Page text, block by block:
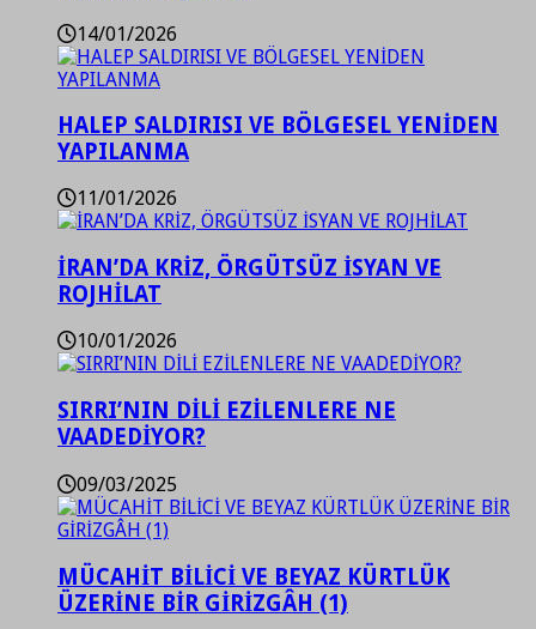
14/01/2026
HALEP SALDIRISI VE BÖLGESEL YENİDEN
YAPILANMA
11/01/2026
İRAN’DA KRİZ, ÖRGÜTSÜZ İSYAN VE
ROJHİLAT
10/01/2026
SIRRI’NIN DİLİ EZİLENLERE NE
VAADEDİYOR?
09/03/2025
MÜCAHİT BİLİCİ VE BEYAZ KÜRTLÜK
ÜZERİNE BİR GİRİZGÂH (1)